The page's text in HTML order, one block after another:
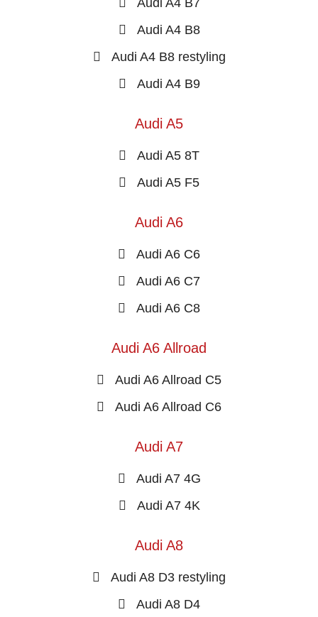
Audi A4 B7
Audi A4 B8
Audi A4 B8 restyling
Audi A4 B9
Audi A5
Audi A5 8T
Audi A5 F5
Audi A6
Audi A6 C6
Audi A6 C7
Audi A6 C8
Audi A6 Allroad
Audi A6 Allroad C5
Audi A6 Allroad C6
Audi A7
Audi A7 4G
Audi A7 4K
Audi A8
Audi A8 D3 restyling
Audi A8 D4